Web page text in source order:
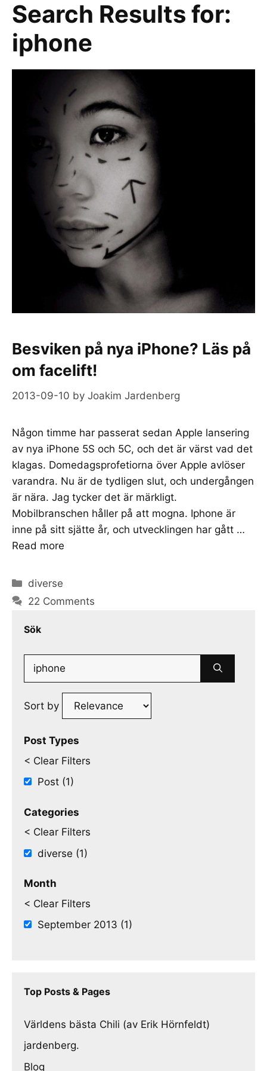
Search Results for:
iphone
Besviken på nya iPhone? Läs på
om facelift!
2013-09-10 by Joakim Jardenberg
Någon timme har passerat sedan Apple lansering
av nya iPhone 5S och 5C, och det är värst vad det
klagas. Domedagsprofetiorna över Apple avlöser
varandra. Nu är de tydligen slut, och undergången
är nära. Jag tycker det är märkligt.
Mobilbranschen håller på att mogna. Iphone är
inne på sitt sjätte år, och utvecklingen har gått …
Read more
Categories
diverse
22 Comments
Sök
Search
for:
Sort by
Post Types
< Clear Filters
Post (1)
Categories
< Clear Filters
diverse (1)
Month
< Clear Filters
September 2013 (1)
Top Posts & Pages
Världens bästa Chili (av Erik Hörnfeldt)
jardenberg.
Blog